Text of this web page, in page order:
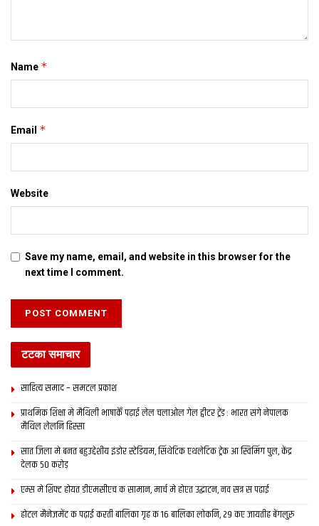
Name *
Email *
Website
Save my name, email, and website in this browser for the
next time I comment.
टटका समाचार
साहित्य समाद – समटल प्रकाश
प्राथमिक शि‍क्षा मे मैथि‍ली भाषाकेँ पढ़ाई लेल चलाओल गेल ट्वीटर ट्रेंड : भारत संगे नेपालक
मैथिल लेलनि हिस्सा
सात जिला मे बनत बहुउद्देशीय इंडोर स्‍टेडि‍यम, सिंथेटिक एथलेटिक ट्रेक आ स्विमिंग पुल, केंद्र
देलक 50 करोड़
एम्स मे शिफ्ट होयत डीएमसीएच क सामान, मार्च मे होएत उद्घाटन, नव सत्र स पढाई
होटल मैनेजमेंट क पढ़ाई करती बालिका गृह क 16 बालिका लोकनि, 29 कए जायतीह बेंगलुरु